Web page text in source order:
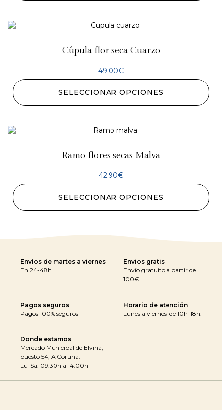
Cúpula flor seca Cuarzo
49.00€
SELECCIONAR OPCIONES
Ramo flores secas Malva
42.90€
SELECCIONAR OPCIONES
Envíos de martes a viernes
En 24-48h
Envios gratis
Envío gratuito a partir de
100€
Pagos seguros
Pagos 100% seguros
Horario de atención
Lunes a viernes, de 10h-18h.
Donde estamos
Mercado Municipal de Elviña,
puesto 54, A Coruña.
Lu-Sa: 09:30h a 14:00h